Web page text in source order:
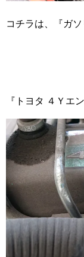
コチラは、『ガ
『トヨタ ４Ｙエ